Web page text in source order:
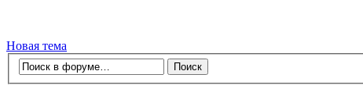
Новая тема